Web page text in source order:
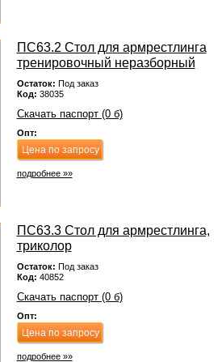
ПС63.2 Стол для армрестлинга
тренировочный неразборный
Остаток: Под заказ
Код: 38035
Скачать паспорт (0 б)
Опт:
Цена по запросу
подробнее »»
ПС63.3 Стол для армрестлинга,
триколор
Остаток: Под заказ
Код: 40852
Скачать паспорт (0 б)
Опт:
Цена по запросу
подробнее »»